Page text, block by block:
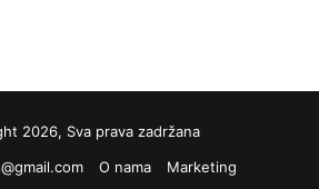
2026, Sva prava zadržana
O nama Marketing